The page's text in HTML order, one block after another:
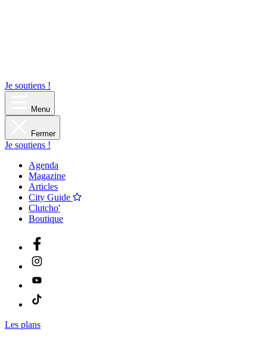
Je soutiens !
Menu
Fermer
Je soutiens !
Agenda
Magazine
Articles
City Guide
Clutcho'
Boutique
Les plans